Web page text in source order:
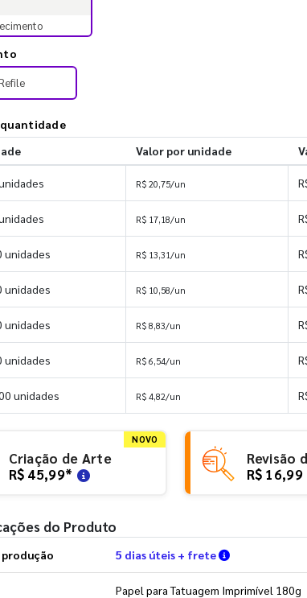
quantidade
Valor por unidade
20 unidades R$ 20,75/un
50 unidades R$ 17,18/un
100 unidades
unidades R$ 13,31/un
200 unidades
unidades R$ 10,58/un
300 unidades
unidades R$ 8,83/un
500 unidades
unidades R$ 6,54/un
1000 unidades
unidades R$ 4,82/un
NOVO
Criação de Arte
R$ 45,99*
Revisão
R$ 16,99
do Produto
produção 5 dias úteis + frete Verifique as
Papel para Tatuagem Imprimível 180g